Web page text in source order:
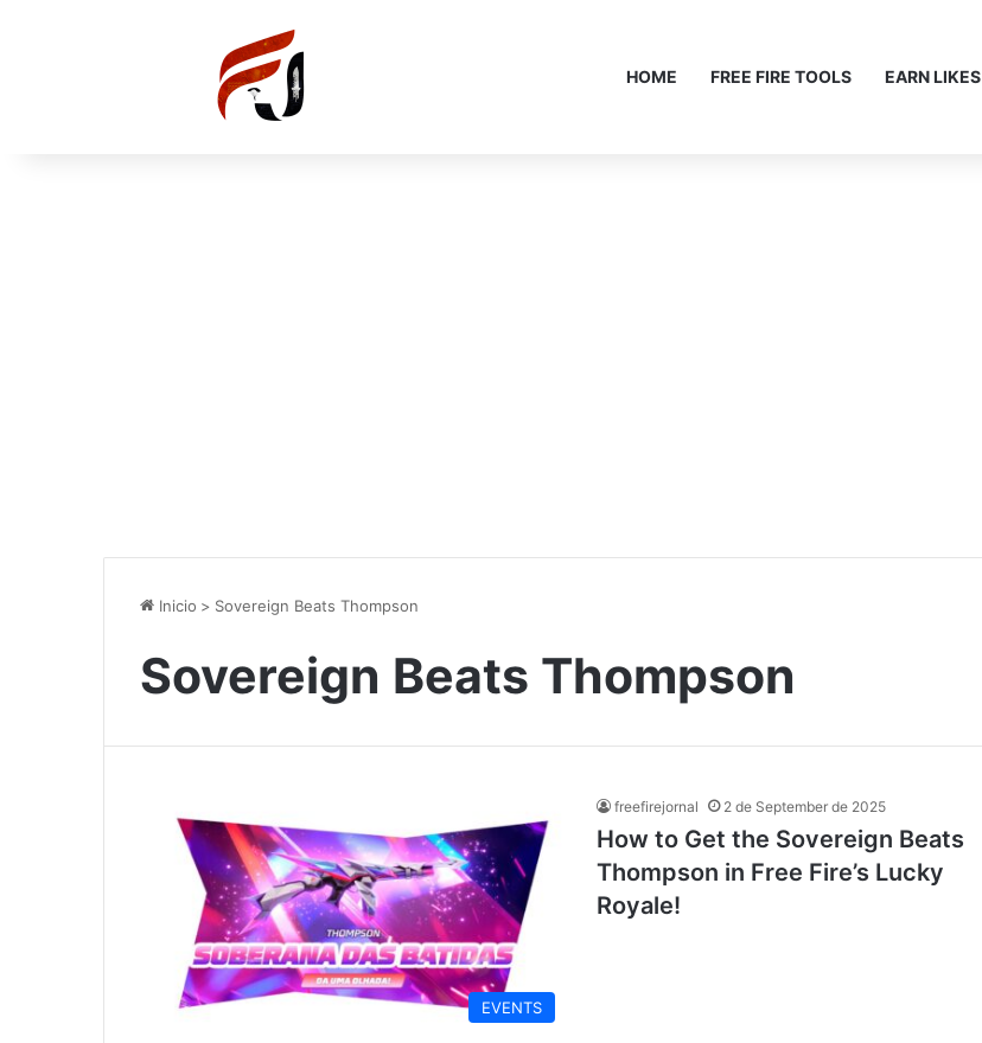
HOME FREE FIRE TOOLS EARN LIKES
Inicio > Sovereign Beats Thompson
Sovereign Beats Thompson
EVENTS
freefirejornal 2 de September de 2025
How to Get the Sovereign Beats
Thompson in Free Fire’s Lucky
Royale!